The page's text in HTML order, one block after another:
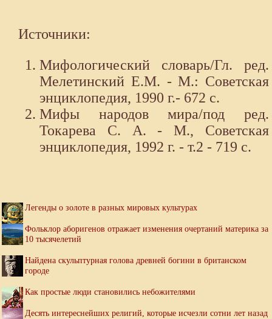
Источники:
Мифологический словарь/Гл. ред.
Мелетинский Е.М. - М.: Советская
энциклопедия, 1990 г.- 672 с.
Мифы народов мира/под ред.
Токарева С. А. - М., Советская
энциклопедия, 1992 г. - т.2 - 719 с.
Легенды о золоте в разных мировых культурах
Фольклор аборигенов отражает изменения очертаний материка за
10 тысячелетий
Найдена скульптурная голова древней богини в британском
городе
Как простые люди становились небожителями
Десять интереснейших религий, которые исчезли сотни лет назад